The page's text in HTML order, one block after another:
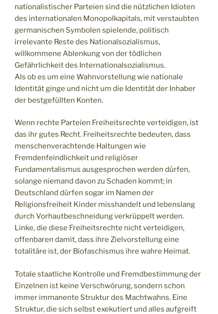
nationalistischer Parteien sind die nützlichen Idioten
des internationalen Monopolkapitals, mit verstaubten
germanischen Symbolen spielende, politisch
irrelevante Reste des Nationalsozialismus,
willkommene Ablenkung von der tödlichen
Gefährlichkeit des Internationalsozialismus.
Als ob es um eine Wahnvorstellung wie nationale
Identität ginge und nicht um die Identität der Inhaber
der bestgefüllten Konten.
Wenn rechte Parteien Freiheitsrechte verteidigen, ist
das ihr gutes Recht. Freiheitsrechte bedeuten, dass
menschenverachtende Haltungen wie
Fremdenfeindlichkeit und religiöser
Fundamentalismus ausgesprochen werden dürfen,
solange niemand davon zu Schaden kommt; in
Deutschland dürfen sogar im Namen der
Religionsfreiheit Kinder misshandelt und lebenslang
durch Vorhautbeschneidung verkrüppelt werden.
Linke, die diese Freiheitsrechte nicht verteidigen,
offenbaren damit, dass ihre Zielvorstellung eine
totalitäre ist, der Biofaschismus ihre wahre Heimat.
Totale staatliche Kontrolle und Fremdbestimmung der
Einzelnen ist keine Verschwörung, sondern schon
immer immanente Struktur des Machtwahns. Eine
Struktur, die sich selbst exekutiert und alles aufgreift